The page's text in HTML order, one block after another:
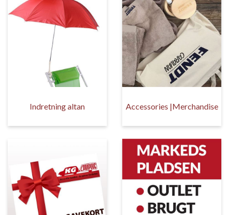
Indretning altan Accessories |Merchandise